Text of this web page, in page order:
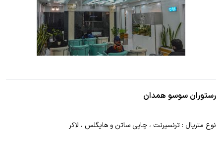
رستوران سوسو همدان
نوع متریال : ترنسپرنت ، چاپی ساتن و هایگلس ، لاکر